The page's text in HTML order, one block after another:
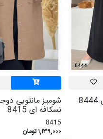
شومیز مانتویی
نسکافه ای 8415
8415
۱,۱۳۹,۰۰۰ تومان